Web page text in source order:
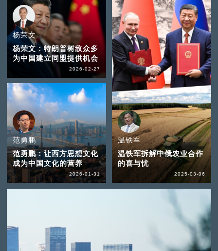
杨荣文
杨荣文：特朗普树敌众多
为中国建立同盟提供机会
2026-02-27
范勇鹏
范勇鹏：让西方思想文化
成为中国文化的营养
2026-01-31
温铁军
温铁军拆解中俄农业合作
的喜与忧
2025-03-06